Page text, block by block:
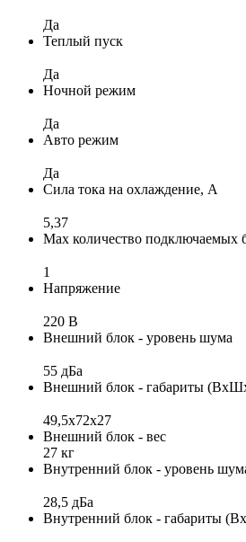
Да
Теплый пуск
Да
Ночной режим
Да
Авто режим
Да
Сила тока на охлаждение, А
5,37
Max количество подключаемых
1
Напряжение
220 В
Внешний блок - уровень шума
55 дБа
Внешний блок - габариты
49,5х72х27
Внешний блок - вес
27 кг
Внутренний блок - уровень
28,5 дБа
Внутренний блок - габариты